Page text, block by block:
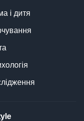
і дитя